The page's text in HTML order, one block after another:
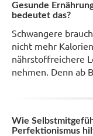
Gesunde
bedeutet das?
Schwangere
nicht mehr
nährstoffreichere
nehmen. Denn ab
Wie
Perfektionismus